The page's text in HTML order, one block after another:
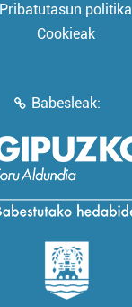
Pribatutasun politika
Cookieak
Babesleak: